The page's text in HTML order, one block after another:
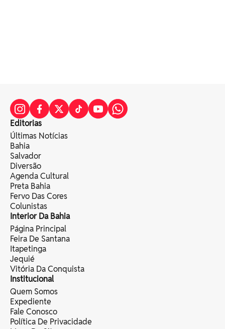
Editorias
Últimas Notícias
Bahia
Salvador
Diversão
Agenda Cultural
Preta Bahia
Fervo Das Cores
Colunistas
Interior Da Bahia
Página Principal
Feira De Santana
Itapetinga
Jequié
Vitória Da Conquista
Institucional
Quem Somos
Expediente
Fale Conosco
Política De Privacidade